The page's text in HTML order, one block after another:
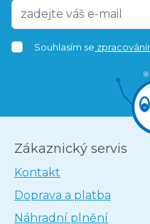
Souhlasím se
Zákaznický servis
Kontakt
Doprava a platba
Náhradní plnění